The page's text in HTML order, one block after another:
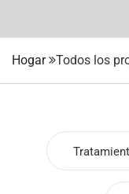
Hogar Todos los